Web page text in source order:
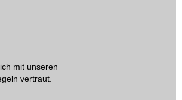
mit unseren
vertraut.